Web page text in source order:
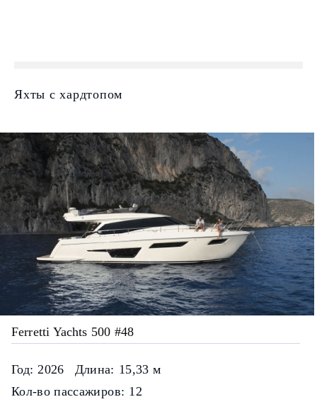
Яхты с хардтопом
Ferretti Yachts 500 #48
Год: 2026 Длина: 15,33 м
Кол-во пассажиров: 12